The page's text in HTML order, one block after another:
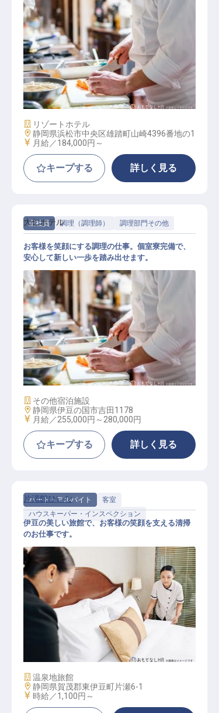
キッチン【グランドメルキュール浜
名湖】
施設業態
リゾートホテル
勤務地
静岡県浜松市中央区雄踏町山崎4396番地の1
給与
月給／184,000円～
キープする 詳しく見る
正社員 調理（調理師） 調理部門その他
調理スタッフ（一般）
大仁ホテル
お客様を笑顔にする調理の仕事。個室寮完備で、
安心して新しい一歩を踏み出せます。
施設業態
その他宿泊施設
勤務地
静岡県伊豆の国市吉田1178
給与
月給／255,000円～ 280,000円
キープする 詳しく見る
パート・アルバイト
客室
ハウスキーパー・インスペクション
片瀬館ひいな
伊豆の美しい旅館で、お客様の笑顔を支える清掃
のお仕事です。
施設業態
温泉地旅館
勤務地
静岡県賀茂郡東伊豆町片瀬6-1
給与
時給／1,100円～